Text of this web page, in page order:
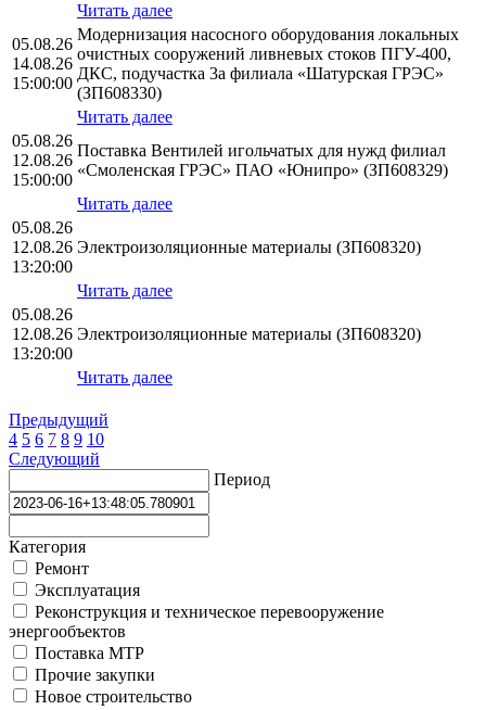
Читать далее
05.08.26
14.08.26
15:00:00
Модернизация насосного оборудования локальных
очистных сооружений ливневых стоков ПГУ-400,
ДКС, подучастка 3а филиала «Шатурская ГРЭС»
(ЗП608330)
Читать далее
05.08.26
12.08.26
15:00:00
Поставка Вентилей игольчатых для нужд филиал
«Смоленская ГРЭС» ПАО «Юнипро» (ЗП608329)
Читать далее
05.08.26
12.08.26
13:20:00
Электроизоляционные материалы (ЗП608320)
Читать далее
05.08.26
12.08.26
13:20:00
Электроизоляционные материалы (ЗП608320)
Читать далее
Предыдущий
4 5 6 7 8 9 10
Следующий
Период
Категория
Ремонт
Эксплуатация
Реконструкция и техническое перевооружение
энергообъектов
Поставка МТР
Прочие закупки
Новое строительство